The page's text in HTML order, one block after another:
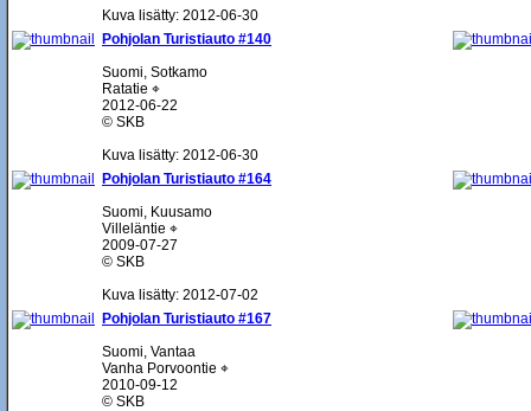
Kuva lisätty: 2012-06-30
Pohjolan Turistiauto #140
Suomi, Sotkamo
Ratatie ⌖
2012-06-22
© SKB
Kuva lisätty: 2012-06-30
Pohjolan Turistiauto #164
Suomi, Kuusamo
Villeläntie ⌖
2009-07-27
© SKB
Kuva lisätty: 2012-07-02
Pohjolan Turistiauto #167
Suomi, Vantaa
Vanha Porvoontie ⌖
2010-09-12
© SKB